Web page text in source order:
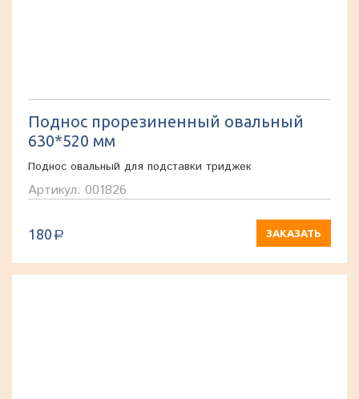
Поднос прорезиненный овальный
630*520 мм
Поднос овальный для подставки триджек
Артикул: 001826
180 a ЗАКАЗАТЬ